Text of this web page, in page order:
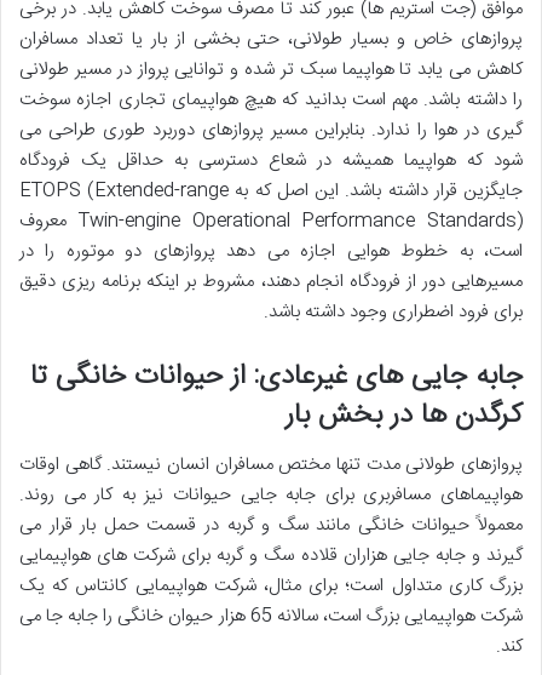
موافق (جت استریم ها) عبور کند تا مصرف سوخت کاهش یابد. در برخی
پروازهای خاص و بسیار طولانی، حتی بخشی از بار یا تعداد مسافران
کاهش می یابد تا هواپیما سبک تر شده و توانایی پرواز در مسیر طولانی
را داشته باشد. مهم است بدانید که هیچ هواپیمای تجاری اجازه سوخت
گیری در هوا را ندارد. بنابراین مسیر پروازهای دوربرد طوری طراحی می
شود که هواپیما همیشه در شعاع دسترسی به حداقل یک فرودگاه
جایگزین قرار داشته باشد. این اصل که به ETOPS (Extended-range
Twin-engine Operational Performance Standards) معروف
است، به خطوط هوایی اجازه می دهد پروازهای دو موتوره را در
مسیرهایی دور از فرودگاه انجام دهند، مشروط بر اینکه برنامه ریزی دقیق
برای فرود اضطراری وجود داشته باشد.
جابه جایی های غیرعادی: از حیوانات خانگی تا
کرگدن ها در بخش بار
پروازهای طولانی مدت تنها مختص مسافران انسان نیستند. گاهی اوقات
هواپیماهای مسافربری برای جابه جایی حیوانات نیز به کار می روند.
معمولاً حیوانات خانگی مانند سگ و گربه در قسمت حمل بار قرار می
گیرند و جابه جایی هزاران قلاده سگ و گربه برای شرکت های هواپیمایی
بزرگ کاری متداول است؛ برای مثال، شرکت هواپیمایی کانتاس که یک
شرکت هواپیمایی بزرگ است، سالانه 65 هزار حیوان خانگی را جابه جا می
کند.